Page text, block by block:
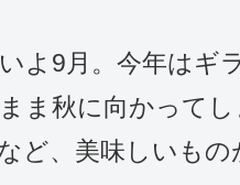
よ9月。今年はギ
ま秋に向かって
ど、美味しいも